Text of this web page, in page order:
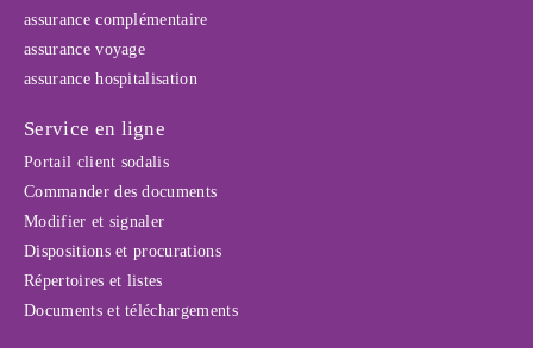
assurance complémentaire
assurance voyage
assurance hospitalisation
Service en ligne
Portail client sodalis
Commander des documents
Modifier et signaler
Dispositions et procurations
Répertoires et listes
Documents et téléchargements